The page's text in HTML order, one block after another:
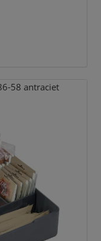
58 antraciet